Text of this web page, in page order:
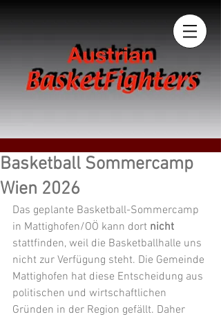
Basketball Sommercamp
Wien 2026
Das geplante Basketball-Sommercamp
in Mattighofen/OÖ kann dort nicht
stattfinden, weil die Basketballhalle uns
nicht zur Verfügung steht. Die Gemeinde
Mattighofen hat diese Entscheidung aus
politischen und wirtschaftlichen
Gründen in der Region gefällt. Daher